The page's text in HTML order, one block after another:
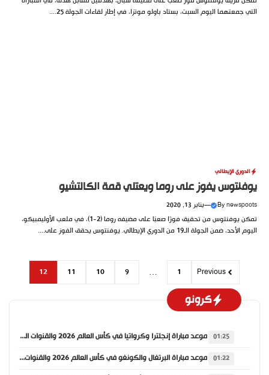
التي جمعتهما اليوم السبت، بستاد باولو موتزا، في إطار لقاءات الجولة 25....
الدوري الإيطالي
يوفنتوس يفوز على روما ويعتلي قمة الكالتشيو
Bynewspoots
—يناير 13, 2020
تمكن يوفنتوس من تحقيق فوزًا صعبًا على مضيفه روما (2-1)، في ملعب الأوليمبيكو،
اليوم الأحد، ضمن الجولة الـ19 من الدوري الإيطالي. يوفنتوس يحقق الفوز على....
Previous
1
…
9
10
11
12
كرونو
01:25 موعد مباراة إنجلترا وكرواتيا في كأس العالم 2026 والقنوات الناقلة
01:22 موعد مباراة البرتغال والكونغو في كأس العالم 2026 والقنوات الناقلة